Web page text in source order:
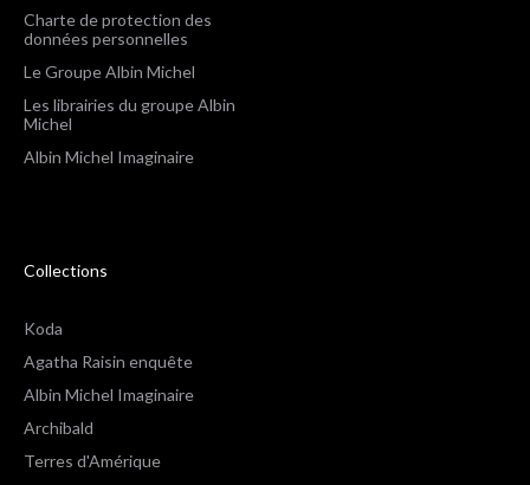
Charte de protection des
données personnelles
Le Groupe Albin Michel
Les librairies du groupe Albin
Michel
Albin Michel Imaginaire
Collections
Koda
Agatha Raisin enquête
Albin Michel Imaginaire
Archibald
Terres d'Amérique